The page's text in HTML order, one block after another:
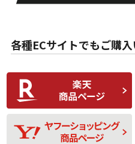
な中古品
C
比較的きれいな中古
品
D
使用感や目立つ傷が
あり、一般的な中古
品
各種ECサイトでもご購